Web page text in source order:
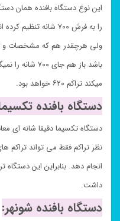
را به فرش ۷۰۰ شانه تنظیم کرده اند.
باشد باز هم
میکند تراکم ۶۲۰ خواهد بود.
دستگاه بافنده
داشت.
دستگاه بافنده شونهر: